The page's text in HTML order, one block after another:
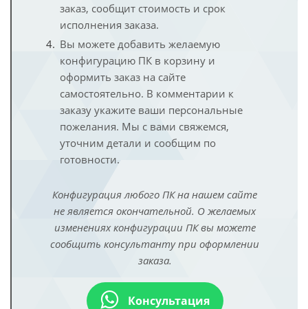
заказ, сообщит стоимость и срок
исполнения заказа.
Вы можете добавить желаемую
конфигурацию ПК в корзину и
оформить заказ на сайте
самостоятельно. В комментарии к
заказу укажите ваши персональные
пожелания. Мы с вами свяжемся,
уточним детали и сообщим по
готовности.
Конфигурация любого ПК на нашем сайте
не является окончательной. О желаемых
изменениях конфигурации ПК вы можете
сообщить консультанту при оформлении
заказа.
Консультация